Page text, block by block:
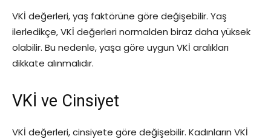
VKİ değerleri, yaş faktörüne göre değişebilir. Yaş
ilerledikçe, VKİ değerleri normalden biraz daha yüksek
olabilir. Bu nedenle, yaşa göre uygun VKİ aralıkları
dikkate alınmalıdır.
VKİ ve Cinsiyet
VKİ değerleri, cinsiyete göre değişebilir. Kadınların VKİ